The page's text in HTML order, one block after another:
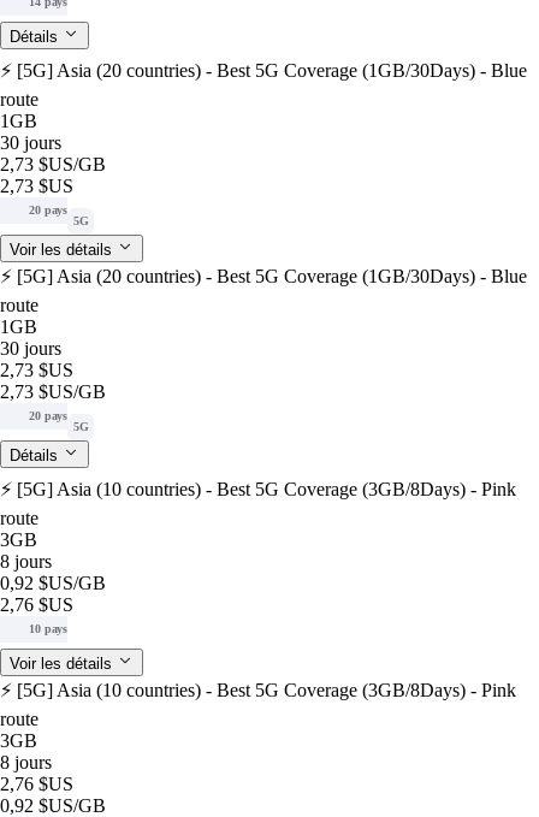
Détails
⚡️ [5G] Asia (20 countries) - Best 5G Coverage (1GB/30Days) - Blue
route
1GB
30 jours
2,73 $US/GB
2,73 $US
20 pays
5G
Voir les détails
⚡️ [5G] Asia (20 countries) - Best 5G Coverage (1GB/30Days) - Blue
route
1GB
30 jours
2,73 $US
2,73 $US/GB
20 pays
5G
Détails
⚡️ [5G] Asia (10 countries) - Best 5G Coverage (3GB/8Days) - Pink
route
3GB
8 jours
0,92 $US/GB
2,76 $US
10 pays
Voir les détails
⚡️ [5G] Asia (10 countries) - Best 5G Coverage (3GB/8Days) - Pink
route
3GB
8 jours
2,76 $US
0,92 $US/GB